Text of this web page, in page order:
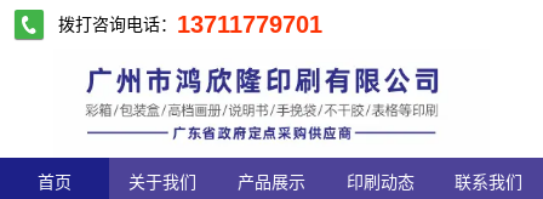
拨打咨询电话： 13711779701
首页 关于我们 产品展示 印刷动态 联系我们